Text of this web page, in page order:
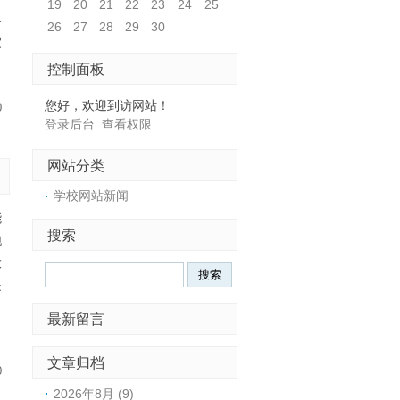
19 20 21 22 23 24
25
26
27 28 29 30
控制面板
您好，欢迎到访网站！
登录后台 查看权限
网站分类
学校网站新闻
搜索
最新留言
文章归档
2026年8月 (9)